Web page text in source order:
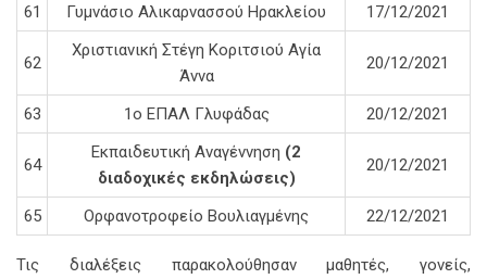
61
Γυμνάσιο Αλικαρνασσού Ηρακλείου 17/12/2021
62
Χριστιανική Στέγη Κοριτσιού Αγία
Άννα
20/12/2021
63 1ο ΕΠΑΛ Γλυφάδας 20/12/2021
64
Εκπαιδευτική Αναγέννηση (2
διαδοχικές εκδηλώσεις)
20/12/2021
65 Ορφανοτροφείο Βουλιαγμένης 22/12/2021
Τις διαλέξεις παρακολούθησαν μαθητές, γονείς,